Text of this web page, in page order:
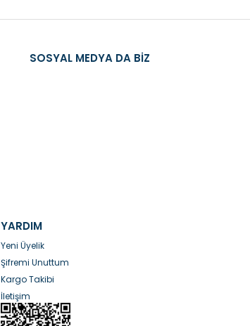
SOSYAL MEDYA DA BİZ
YARDIM
Yeni Üyelik
Şifremi Unuttum
Kargo Takibi
İletişim